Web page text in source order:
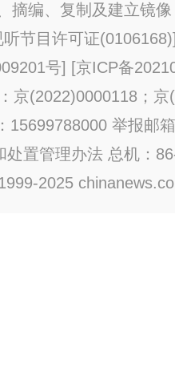
摘编、复制及建立镜
听节目许可证(0106168)
号] [京ICP备
京(2022)0000118；京
15699788000 举报邮
处置管理办法 总机：
2025